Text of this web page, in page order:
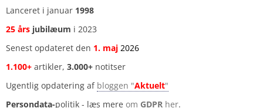
Lanceret i januar 1998
25 års jubilæum i 2023
Senest opdateret den 1. maj 2026
1.100+ artikler, 3.000+ notitser
Ugentlig opdatering af bloggen "Aktuelt"
Persondata-politik - læs mere om GDPR her.